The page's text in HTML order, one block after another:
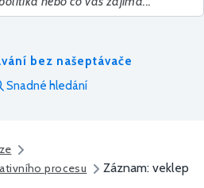
bez našeptávače
Snadné hledání
procesu
Záznam: veklep